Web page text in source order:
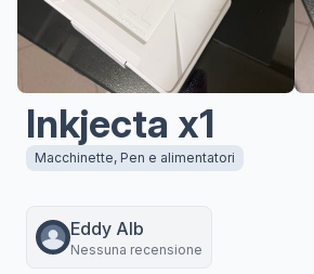
Inkjecta x1
Macchinette, Pen e alimentatori
Eddy Alb
Nessuna recensione